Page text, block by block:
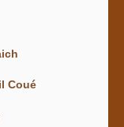
Coué